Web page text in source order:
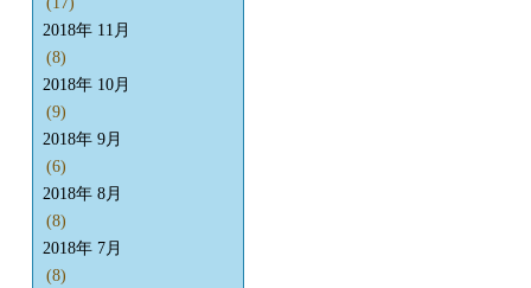
2018年 11月
(8)
2018年 10月
(9)
2018年 9月
(6)
2018年 8月
(8)
2018年 7月
(8)